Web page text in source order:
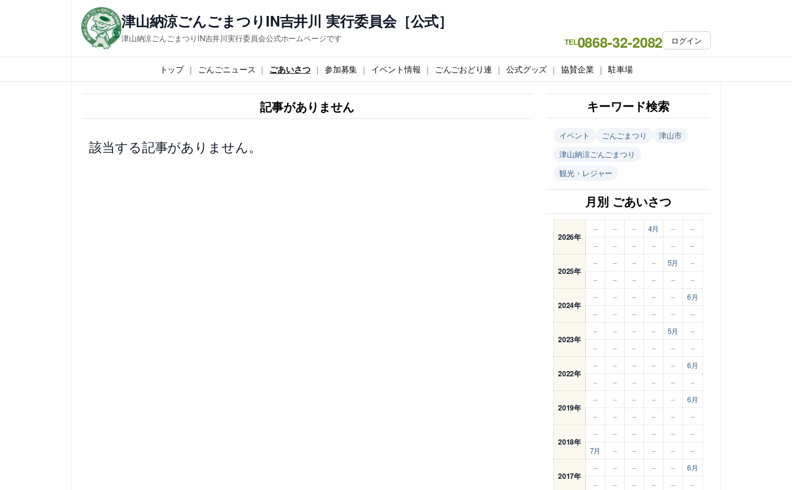
ス
キ
津山納涼ごんごまつりIN吉井川 実行委員会［公式］
津山納涼ごんごまつりIN吉井川実行委員会公式ホームページです TEL0868-32-2082 ログイン
トップ ごんごニュース ごあいさつ 参加募集 イベント情報 ごんごおどり連 公式グッズ 協賛企業 駐車場
記事がありません
該当する記事がありません。
キーワード検索
イベント ごんごまつり
津山市
津山納涼ごんごまつり
観光・レジャー
月別 ごあいさつ
2026年
– – – 4月 –
–
–
– – – – –
2025年
– – – – 5月
–
–
– – – – –
2024年
– – – – –
6月
–
– – – – –
2023年
– – – – 5月
–
–
– – – – –
2022年
– – – – –
6月
–
– – – – –
2019年
– – – – –
6月
–
– – – – –
2018年
– – – – –
–
7月
– – – – –
2017年
– – – – –
6月
–
– – – – –